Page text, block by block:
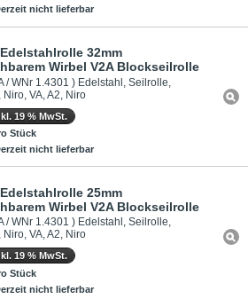
nicht lieferbar
32mm
Wirbel V2A Blockseilrolle
/ WNr 1.4301 ) Edelstahl, Seilrolle,
VA, A2, Niro
19 % MwSt.
Stück
nicht lieferbar
25mm
Wirbel V2A Blockseilrolle
/ WNr 1.4301 ) Edelstahl, Seilrolle,
VA, A2, Niro
19 % MwSt.
Stück
nicht lieferbar